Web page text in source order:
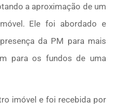
a aproximação de um
Ele foi abordado e
da PM para mais
para os fundos de uma
imóvel e foi recebida por